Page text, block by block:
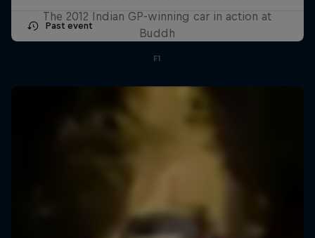
Past event
The 2012 Indian GP-winning car in action at
Buddh
F1